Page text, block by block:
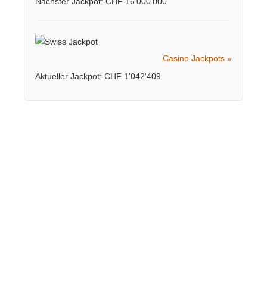
Casino Jackpots »
Aktueller Jackpot: CHF 1'042'409